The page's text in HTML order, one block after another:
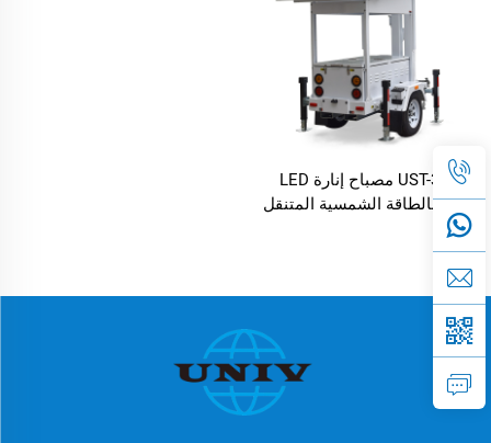
UST-300 مصباح إنارة LED
يعمل بالطاقة الشمسية المتنقل
قابل للتمديد برج الإضاءة